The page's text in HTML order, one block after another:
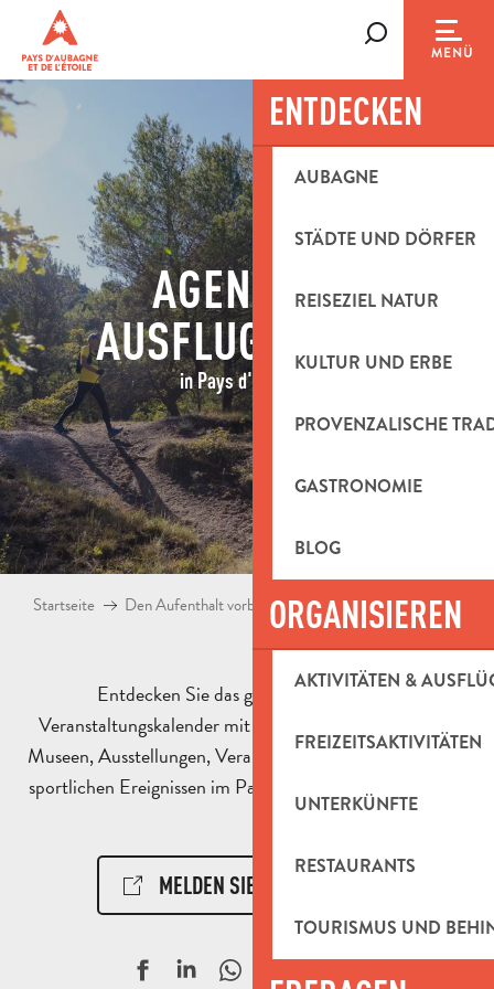
contenu
principal
MENÜ
ENTDECKEN
AUBAGNE
STÄDTE UND DÖRFER
REISEZIEL NATUR
KULTUR UND ERBE
PROVENZALISCHE
GASTRONOMIE
BLOG
ORGANISIEREN
AKTIVITÄTEN &
FREIZEITSAKTIVITÄTEN
UNTERKÜNFTE
RESTAURANTS
TOURISMUS UND
AGENDA &
AUSFLUGSIDEEN
in Pays d'Aubagne
Startseite Den Aufenthalt vorbereiten Agenda & Ausflugsideen
Entdecken Sie das ganze Jahr über den
Veranstaltungskalender mit Animationen, Aktivitäten,
Museen, Ausstellungen, Veranstaltungen, kulturellen und
sportlichen Ereignissen im Pays d’Aubagne et de l’Étoile.
MELDEN SIE EIN EREIGNIS!
Ajouter aux